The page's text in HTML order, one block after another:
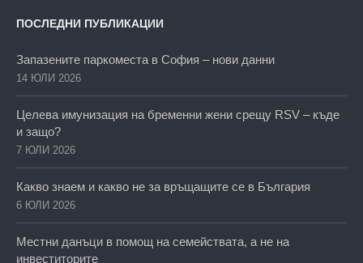
ПОСЛЕДНИ ПУБЛИКАЦИИ
Запазените паркоместа в София – нови данни
14 ЮЛИ 2026
Целева имунизация на бременни жени срещу RSV – къде
и защо?
7 ЮЛИ 2026
Какво знаем и какво не за връщащите се в България
6 ЮЛИ 2026
Местни данъци в помощ на семействата, а не на
инвеститорите